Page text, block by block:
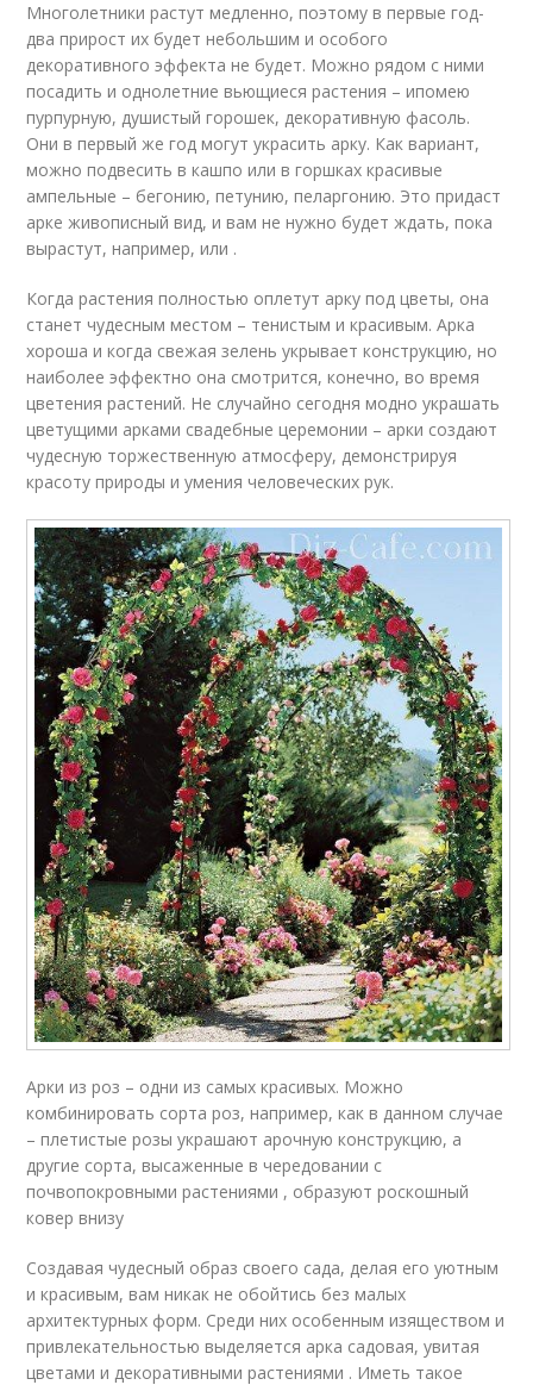
Многолетники растут медленно, поэтому в первые год-
два прирост их будет небольшим и особого
декоративного эффекта не будет. Можно рядом с ними
посадить и однолетние вьющиеся растения – ипомею
пурпурную, душистый горошек, декоративную фасоль.
Они в первый же год могут украсить арку. Как вариант,
можно подвесить в кашпо или в горшках красивые
ампельные – бегонию, петунию, пеларгонию. Это придаст
арке живописный вид, и вам не нужно будет ждать, пока
вырастут, например, или .
Когда растения полностью оплетут арку под цветы, она
станет чудесным местом – тенистым и красивым. Арка
хороша и когда свежая зелень укрывает конструкцию, но
наиболее эффектно она смотрится, конечно, во время
цветения растений. Не случайно сегодня модно украшать
цветущими арками свадебные церемонии – арки создают
чудесную торжественную атмосферу, демонстрируя
красоту природы и умения человеческих рук.
Арки из роз – одни из самых красивых. Можно
комбинировать сорта роз, например, как в данном случае
– плетистые розы украшают арочную конструкцию, а
другие сорта, высаженные в чередовании с
почвопокровными растениями , образуют роскошный
ковер внизу
Создавая чудесный образ своего сада, делая его уютным
и красивым, вам никак не обойтись без малых
архитектурных форм. Среди них особенным изяществом и
привлекательностью выделяется арка садовая, увитая
цветами и декоративными растениями . Иметь такое